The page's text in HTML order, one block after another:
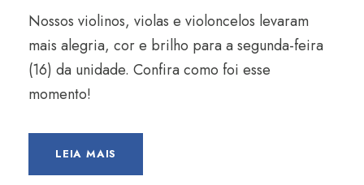
Nossos violinos, violas e violoncelos levaram
mais alegria, cor e brilho para a segunda-feira
(16) da unidade. Confira como foi esse
momento!
LEIA MAIS